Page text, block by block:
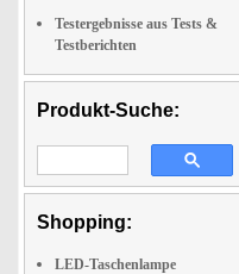
Testergebnisse aus Tests &
Testberichten
Produkt-Suche:
Shopping:
LED-Taschenlampe